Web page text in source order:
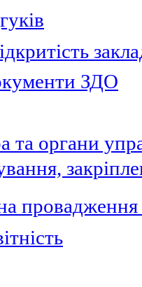
ЗДО
та органи
провадження